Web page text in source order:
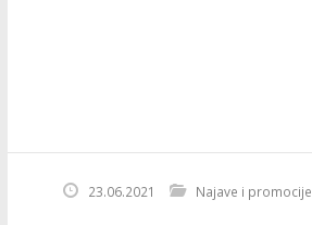
23.06.2021 Najave i promocije